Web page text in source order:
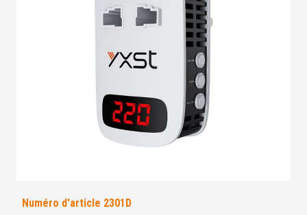
Numéro d'article 2301D